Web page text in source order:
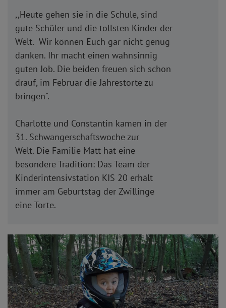
,,Heute gehen sie in die Schule, sind
gute Schüler und die tollsten Kinder der
Welt. Wir können Euch gar nicht genug
danken. Ihr macht einen wahnsinnig
guten Job. Die beiden freuen sich schon
drauf, im Februar die Jahrestorte zu
bringen".
Charlotte und Constantin kamen in der
31. Schwangerschaftswoche zur
Welt. Die Familie Matt hat eine
besondere Tradition: Das Team der
Kinderintensivstation KIS 20 erhält
immer am Geburtstag der Zwillinge
eine Torte.